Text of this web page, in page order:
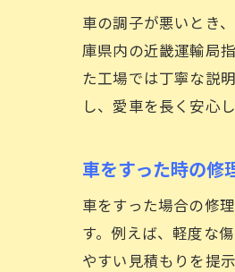
車の調子が悪いとき
庫県内の近畿運輸局
た工場では丁寧な説
し、愛車を長く安心
車をすった時の修
車をすった場合の修
す。例えば、軽度な
やすい見積もりを提